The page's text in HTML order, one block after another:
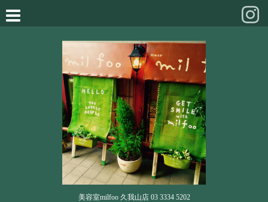
美容室milfoo 久我山店 03 3334 5202